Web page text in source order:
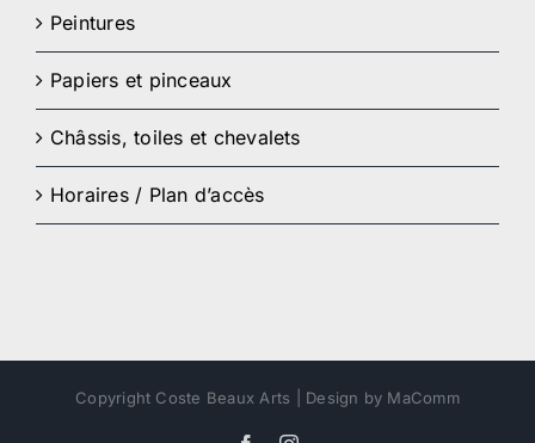
Peintures
Papiers et pinceaux
Châssis, toiles et chevalets
Horaires / Plan d’accès
Copyright Coste Beaux Arts | Design by MaComm